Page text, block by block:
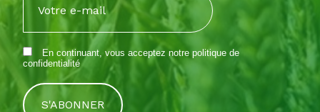
En continuant, vous acceptez notre politique de
confidentialité